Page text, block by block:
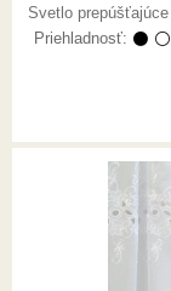
Svetlo
Priehladnosť: ⚫